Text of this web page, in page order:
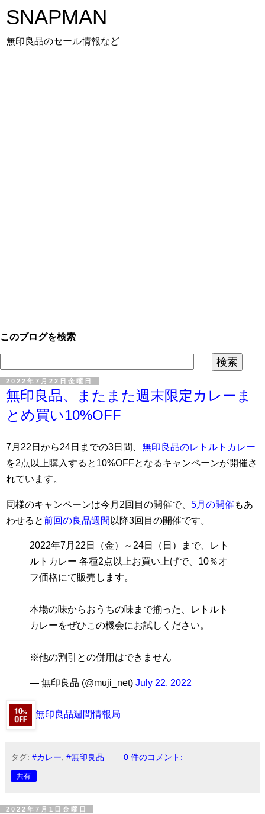
SNAPMAN
無印良品のセール情報など
このブログを検索
2022年7月22日金曜日
無印良品、またまた週末限定カレーま
とめ買い10%OFF
7月22日から24日までの3日間、 無印良品のレトルトカレー
を2点以上購入すると10%OFFとなるキャンペーンが開催さ
れています。
同様のキャンペーンは今月2回目の開催で、 5月の開催 もあ
わせると前回の良品週間 以降3回目の開催です。
2022年7月22日（金）～24日（日）まで、レト
ルトカレー 各種2点以上お買い上げで、10％オ
フ価格にて販売します。
本場の味からおうちの味まで揃った、レトルト
カレーをぜひこの機会にお試しください。
※他の割引との併用はできません
— 無印良品 (@muji_net) July 22, 2022
無印良品週間情報局
タグ: #カレー #無印良品 0 件のコメント:
共有
2022年7月1日金曜日